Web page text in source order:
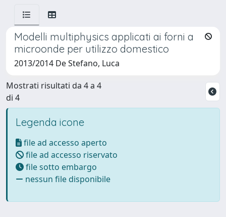
Modelli multiphysics applicati ai forni a
microonde per utilizzo domestico
2013/2014 De Stefano, Luca
Mostrati risultati da 4 a 4
di 4
Legenda icone
file ad accesso aperto
file ad accesso riservato
file sotto embargo
nessun file disponibile